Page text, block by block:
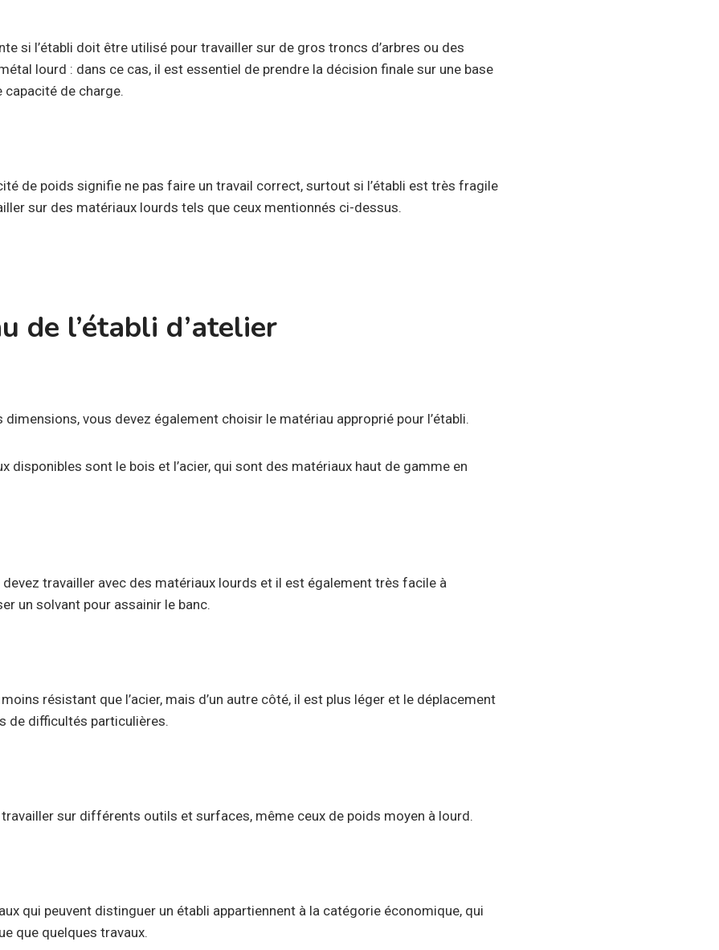
si l’établi doit être utilisé pour travailler sur de gros troncs d’arbres ou des
lourd : dans ce cas, il est essentiel de prendre la décision finale sur une base
capacité de charge.
de poids signifie ne pas faire un travail correct, surtout si l’établi est très fragile
sur des matériaux lourds tels que ceux mentionnés ci-dessus.
de l’établi d’atelier
dimensions, vous devez également choisir le matériau approprié pour l’établi.
disponibles sont le bois et l’acier, qui sont des matériaux haut de gamme en
devez travailler avec des matériaux lourds et il est également très facile à
un solvant pour assainir le banc.
résistant que l’acier, mais d’un autre côté, il est plus léger et le déplacement
de difficultés particulières.
sur différents outils et surfaces, même ceux de poids moyen à lourd.
qui peuvent distinguer un établi appartiennent à la catégorie économique, qui
que quelques travaux.